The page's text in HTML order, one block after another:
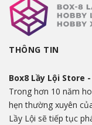
THÔNG TIN
Box8 Lầy Lội Store
Trong hơn 10 năm
hẹn thường xuyên
Lầy Lội sẽ tiếp tục